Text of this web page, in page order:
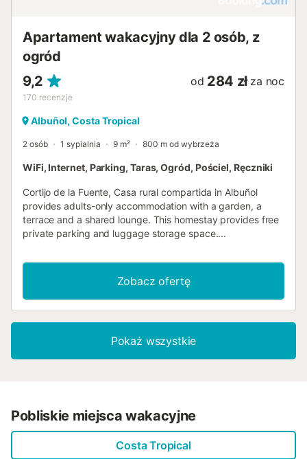
Apartament wakacyjny dla 2 osób, z
ogród
9,2
170 recenzje
od 284 zł za noc
Albuñol, Costa Tropical
2 osób 1 sypialnia 9 m² 800 m od wybrzeża
WiFi, Internet, Parking, Taras, Ogród, Pościel, Ręczniki
Cortijo de la Fuente, Casa rural compartida in Albuñol
provides adults-only accommodation with a garden, a
terrace and a shared lounge. This homestay provides free
private parking and luggage storage space....
Zobacz ofertę
Pokaż wszystkie
Pobliskie miejsca wakacyjne
Costa Tropical